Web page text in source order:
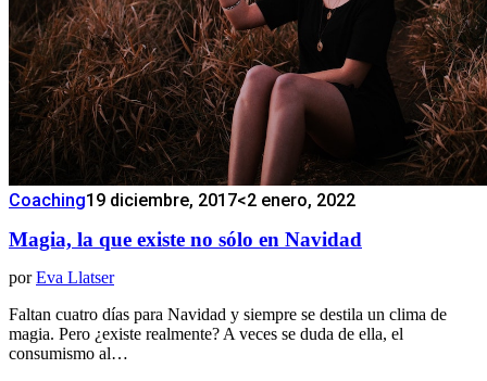
Coaching19 diciembre, 2017<2 enero, 2022
Magia, la que existe no sólo en Navidad
por Eva Llatser
Faltan cuatro días para Navidad y siempre se destila un clima de
magia. Pero ¿existe realmente? A veces se duda de ella, el
consumismo al…